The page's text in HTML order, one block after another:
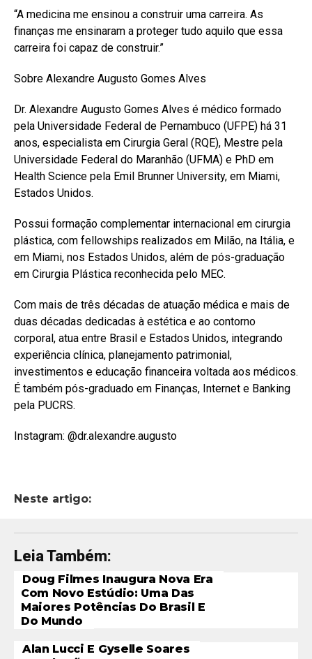
“A medicina me ensinou a construir uma carreira. As
finanças me ensinaram a proteger tudo aquilo que essa
carreira foi capaz de construir.”
Sobre Alexandre Augusto Gomes Alves
Dr. Alexandre Augusto Gomes Alves é médico formado
pela Universidade Federal de Pernambuco (UFPE) há 31
anos, especialista em Cirurgia Geral (RQE), Mestre pela
Universidade Federal do Maranhão (UFMA) e PhD em
Health Science pela Emil Brunner University, em Miami,
Estados Unidos.
Possui formação complementar internacional em cirurgia
plástica, com fellowships realizados em Milão, na Itália, e
em Miami, nos Estados Unidos, além de pós-graduação
em Cirurgia Plástica reconhecida pelo MEC.
Com mais de três décadas de atuação médica e mais de
duas décadas dedicadas à estética e ao contorno
corporal, atua entre Brasil e Estados Unidos, integrando
experiência clínica, planejamento patrimonial,
investimentos e educação financeira voltada aos médicos.
É também pós-graduado em Finanças, Internet e Banking
pela PUCRS.
Instagram: @dr.alexandre.augusto
Neste artigo:
Leia Também:
Doug Filmes Inaugura Nova Era
Com Novo Estúdio: Uma Das
Maiores Potências Do Brasil E
Do Mundo
Alan Lucci E Gyselle Soares